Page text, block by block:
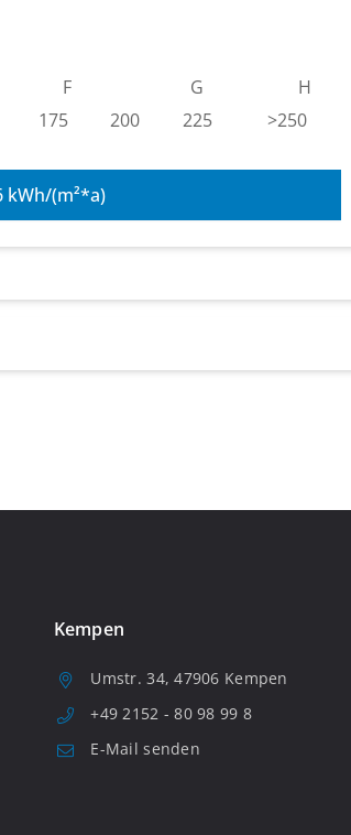
F G
H
175 200 225 >250
kWh/(m²*a)
Kempen
Umstr. 34, 47906 Kempen
+49 2152 - 80 98 99 8
E-Mail senden